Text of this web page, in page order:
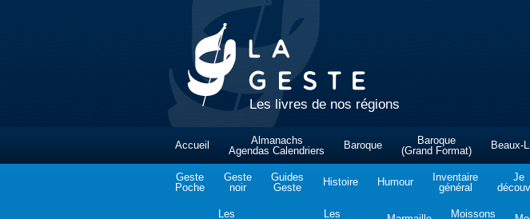
Les livres de nos régions
Accueil
Almanachs
Agendas Calendriers
Baroque
Baroque
(Grand Format)
Beaux-
Geste
Poche
Geste
noir
Guides
Geste
Histoire Humour
Inventaire
général
Je
Les
Les
Moissons